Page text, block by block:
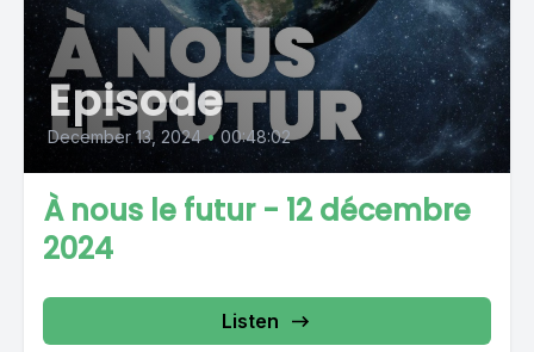
Episode
December 13, 2024 • 00:48:02
À nous le futur - 12 décembre
2024
Listen